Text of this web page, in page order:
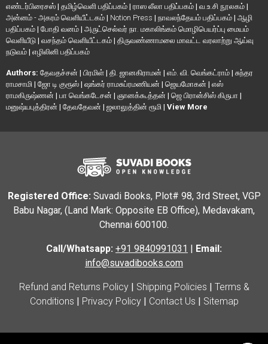
எண்டர்பிரைசஸ் | தமிழ்வெளி பதிப்பகம் | ராஸ லீலா பதிப்பகம் | வ.உ.சி நூலகம் |
அன்னம் - அகரம் வெளியீட்டகம் | Notion Press | நாவலந்தேயம் பதிப்பகம் | ஆழி
பதிப்பகம் | போதி வனம் | அருட்செல்வர் நா. மகாலிங்கம் மொழிபெயர்ப்பு மையம்
வெளியீடு | வசந்தம் வெளியீட்டகம் | திருவண்ணாமலை மாவட்ட வரலாற்று ஆய்வு
நடுவம் | எழிலினி பதிப்பகம்
Authors: தேவதச்சன் | பிரமிள் | தி. ஜானகிராமன் | எம். வி. வெங்கட்ராம் | சுந்தர
ராமசாமி | ஜோ டி குரூஸ் | ஷங்கர் ராமசுப்ரமணியன் | ஜெயமோகன் | எஸ்
ராமகிருஷ்ணன் | பா வெங்கடேசன் | ஞானக்கூத்தன் | ஜெ பிரான்சிஸ் கிருபா |
மனுஷ்யபுத்திரன் | தேவதேவன் | ஜலாலுத்தின் ரூமி | View More
Registered Office: Suvadi Books, Plot# 98, 3rd Street, VGP
Babu Nagar, (Land Mark: Opposite EB Office), Medavakam,
Chennai 600100.
Call/Whatsapp: +91 9840991031 | Email:
info@suvadibooks.com
Refund and Returns Policy| Shipping Policies | Terms &
Conditions | Privacy Policy| Contact Us | Sitemap